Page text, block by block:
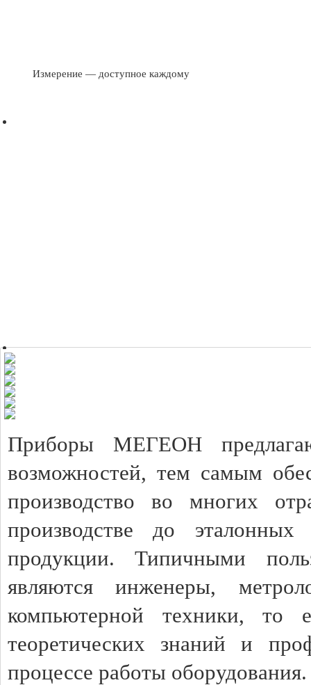
Измерение — доступное каждому
Приборы МЕГЕОН
возможностей, тем самым
производство во многих
производстве до эталонных
продукции. Типичными
являются инженеры,
компьютерной техники, то
теоретических знаний и
процессе работы